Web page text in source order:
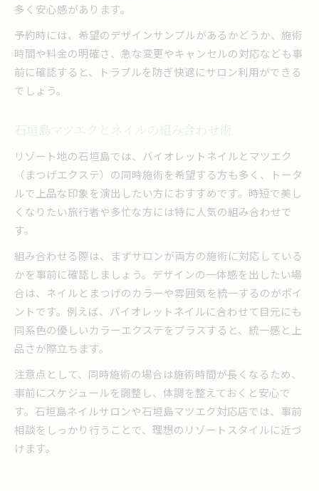
多く安心感があります。
予約時には、希望のデザインサンプルがあるかどうか、施術
時間や料金の明確さ、急な変更やキャンセルの対応なども事
前に確認すると、トラブルを防ぎ快適にサロン利用ができる
でしょう。
石垣島マツエクとネイルの組み合わせ術
リゾート地の石垣島では、バイオレットネイルとマツエク
（まつげエクステ）の同時施術を希望する方も多く、トータ
ルで上品な印象を演出したい方におすすめです。時短で美し
くなりたい旅行者や多忙な方には特に人気の組み合わせで
す。
組み合わせる際は、まずサロンが両方の施術に対応している
かを事前に確認しましょう。デザインの一体感を出したい場
合は、ネイルとまつげのカラーや雰囲気を統一するのがポイ
ントです。例えば、バイオレットネイルに合わせて目元にも
同系色の優しいカラーエクステをプラスすると、統一感と上
品さが際立ちます。
注意点として、同時施術の場合は施術時間が長くなるため、
事前にスケジュールを調整し、体調を整えておくと安心で
す。石垣島ネイルサロンや石垣島マツエク対応店では、事前
相談をしっかり行うことで、理想のリゾートスタイルに近づ
けます。